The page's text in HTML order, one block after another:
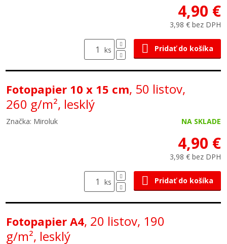
4,90 €
3,98 € bez DPH
ks Pridať do košíka
Fotopapier 10 x 15 cm, 50 listov,
260 g/m², lesklý
Značka: Miroluk NA SKLADE
4,90 €
3,98 € bez DPH
ks Pridať do košíka
Fotopapier A4, 20 listov, 190
g/m², lesklý